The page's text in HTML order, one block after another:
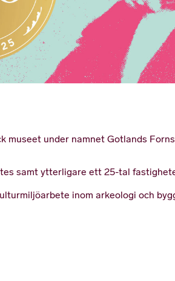
museet under namnet Gotlands
samt ytterligare ett 25-tal
inom arkeologi och